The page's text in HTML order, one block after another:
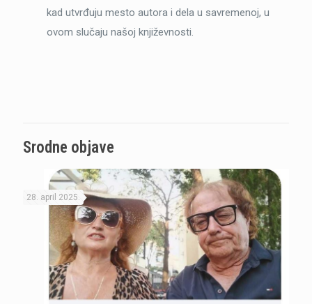
kad utvrđuju mesto autora i dela u savremenoj, u
ovom slučaju našoj književnosti.
Srodne objave
28. april 2025.